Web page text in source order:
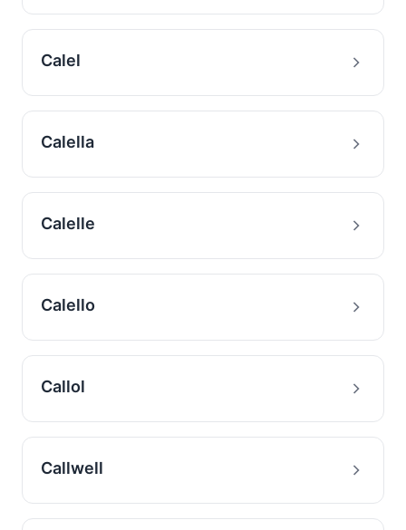
Calel
Calella
Calelle
Calello
Callol
Callwell